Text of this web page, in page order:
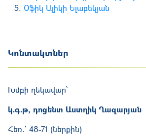
Օֆիկ Ալիկի Ելաբեկյան
Կոնտակտներ
Խմբի ղեկավար՝
կ․գ․թ, դոցենտ Աստղիկ Ղազարյան
Հեռ.՝ 48-71 (ներքին)